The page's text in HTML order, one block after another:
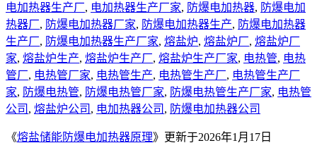
电加热器生产厂, 电加热器生产厂家, 防爆电加热器, 防爆电加
热器厂, 防爆电加热器厂家, 防爆电加热器生产, 防爆电加热器
生产厂, 防爆电加热器生产厂家, 熔盐炉, 熔盐炉厂, 熔盐炉厂
家, 熔盐炉生产, 熔盐炉生产厂, 熔盐炉生产厂家, 电热管, 电热
管厂, 电热管厂家, 电热管生产, 电热管生产厂, 电热管生产厂
家, 防爆电热管, 防爆电热管厂家, 防爆电热管生产厂家, 电热管
公司 , 熔盐炉公司 , 电加热器公司 , 防爆电加热器公司
《熔盐储能防爆电加热器原理》更新于2026年1月17日